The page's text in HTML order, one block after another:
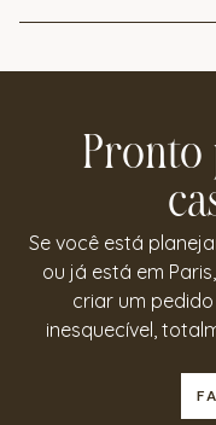
Pronto
Se você está
ou já está em
criar um
inesquecível,